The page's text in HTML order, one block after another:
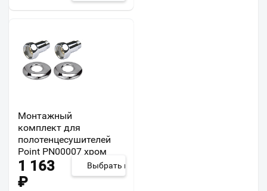
Монтажный
комплект для
полотенцесушителей
Point PN00007 хром
1 163
₽
Выбрать из 7